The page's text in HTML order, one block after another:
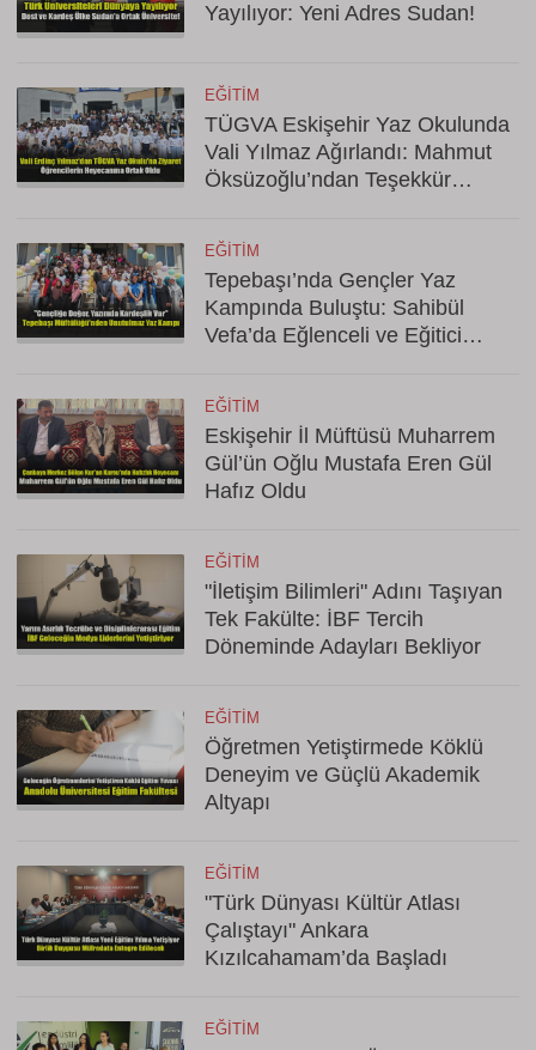
Yayılıyor: Yeni Adres Sudan!
EĞITIM
TÜGVA Eskişehir Yaz Okulunda
Vali Yılmaz Ağırlandı: Mahmut
Öksüzoğlu’ndan Teşekkür
EĞITIM
Tepebaşı’nda Gençler Yaz
Kampında Buluştu: Sahibül
Vefa’da Eğlenceli ve Eğitici
EĞITIM
Eskişehir İl Müftüsü Muharrem
Gül’ün Oğlu Mustafa Eren Gül
Hafız Oldu
EĞITIM
"İletişim Bilimleri" Adını Taşıyan
Tek Fakülte: İBF Tercih
Döneminde Adayları Bekliyor
EĞITIM
Öğretmen Yetiştirmede Köklü
Deneyim ve Güçlü Akademik
Altyapı
EĞITIM
"Türk Dünyası Kültür Atlası
Çalıştayı" Ankara
Kızılcahamam’da Başladı
EĞITIM